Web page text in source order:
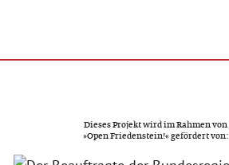
Dieses Projekt wird im Rahmen von
»Open Friedenstein!« gefördert von: